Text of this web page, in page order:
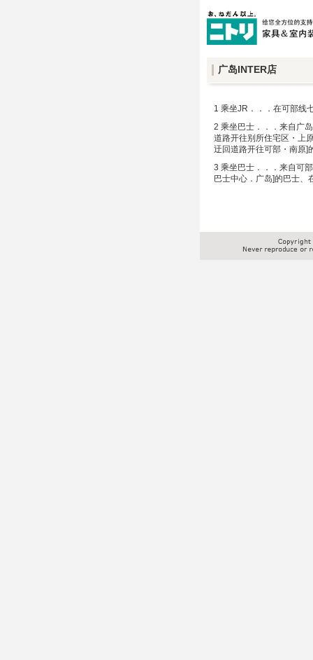
广岛INTER店
1 乘坐JR．．．在可部线
2 乘坐巴士．．．来自广
道路开往别所住宅区・上
迂回道路开往可部・南原]
3 乘坐巴士．．．来自可
巴士中心．广岛]的巴士、